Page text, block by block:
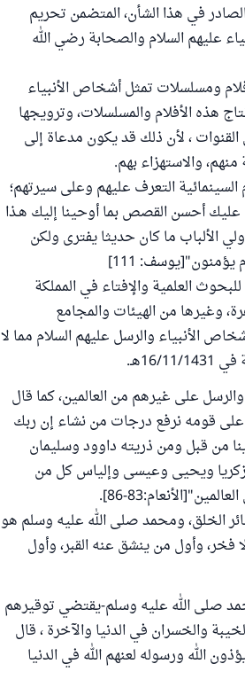
المجمع في دورته الثامنة المنعقدة عام 1405هـ الصادر في هذا الشأن، المتضمن تحريم
عليهم السلام والصحابة رضي الله
ومسلسلات تمثل أشخاص الأنبياء
هذه الأفلام والمسلسلات، وترويجها
القنوات ، لأن ذلك قد يكون مدعاة إلى
والاستهزاء بهم.
التعرف عليهم وعلى سيرتهم؛
أحسن القصص بما أوحينا إليك هـذا
لأولي الألباب ما كان حديثا يفترى ولكن
111]
العلمية والإفتاء في المملكة
وغيرها من الهيئات والمجامع
الأنبياء والرسل عليهم السلام مما لا
على غيرهم من العالمين، كما قال
على قومه نرفع درجات من نشاء إن ربك
من قبل ومن ذريته داوود وسليمان
ويحيى وعيسى وإلياس كل من
86].
الخلق، ومحمد صلى الله عليه وسلم هو
فخر، وأول من ينشق عنه القبر، وأول
صلى الله عليه وسلم-يقتضي توقيرهم
والخسران في الدنيا والآخرة ، قال
الله ورسوله لعنهم الله في الدنيا